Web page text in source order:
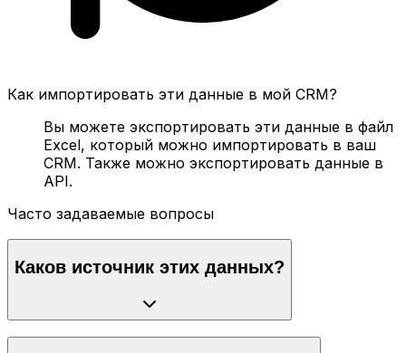
Как импортировать эти данные в мой CRM?
Вы можете экспортировать эти данные в файл
Excel, который можно импортировать в ваш
CRM. Также можно экспортировать данные в
API.
Часто задаваемые вопросы
Каков источник этих данных?